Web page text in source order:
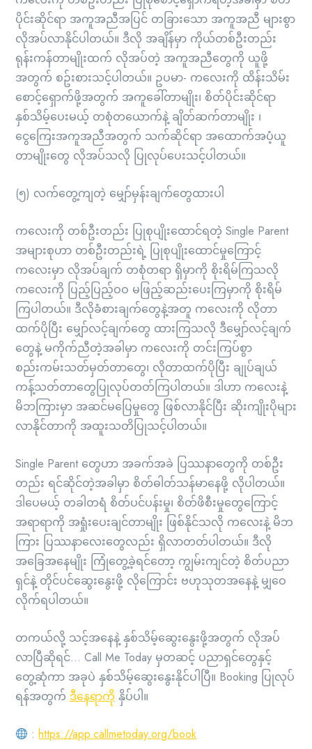
ပိုင်းဆိုင်ရာ အကူအညီအပြင် တခြားသော အကူအညီ များစွာ
လိုအပ်လာနိုင်ပါတယ်။ ဒီလို အချိန်မှာ ကိုယ်တစ်ဦးတည်း
ရုန်းကန်တာမျိုးထက် လိုအပ်တဲ့ အကူအညီတွေကို ယူဖို့
အတွက် စဥ်းစားသင့်ပါတယ်။ ဥပမာ- ကလေးကို ထိန်းသိမ်း
စောင့်ရှောက်ဖို့အတွက် အကူခေါ်တာမျိုး၊ စိတ်ပိုင်းဆိုင်ရာ
နှစ်သိမ့်ပေးမယ့် တစုံတယောက်နဲ့ ချိတ်ဆက်တာမျိုး ၊
ငွေကြေးအကူအညီအတွက် သက်ဆိုင်ရာ အထောက်အပံ့ယူ
တာမျိုးတွေ လိုအပ်သလို ပြုလုပ်ပေးသင့်ပါတယ်။
(၅) လက်တွေ့ကျတဲ့ မျှော်မှန်းချက်တွေထားပါ
ကလေးကို တစ်ဦးတည်း ပြုစုပျိုးထောင်ရတဲ့ Single Parent
အများစုဟာ တစ်ဦးတည်းရဲ့ ပြုစုပျိုးထောင်မှုကြောင့်
ကလေးမှာ လိုအပ်ချက် တစုံတရာ ရှိမှာကို စိုးရိမ်ကြသလို
ကလေးကို ပြည့်ပြည့်ဝဝ မဖြည့်ဆည်းပေးကြမှာကို စိုးရိမ်
ကြပါတယ်။ ဒီလိုခံစားချက်တွေနဲ့အတူ ကလေးကို လိုတာ
ထက်ပိုပြီး မျှော်လင့်ချက်တွေ ထားကြသလို ဒီမျှော်လင့်ချက်
တွေနဲ့ မကိုက်ညီတဲ့အခါမှာ ကလေးကို တင်းကြပ်စွာ
စည်းကမ်းသတ်မှတ်တာတွေ၊ လိုတာထက်ပိုပြီး ချုပ်ချယ်
ကန့်သတ်တာတွေပြုလုပ်တတ်ကြပါတယ်။ ဒါဟာ ကလေးနဲ့
မိဘကြားမှာ အဆင်မပြေမှုတွေ ဖြစ်လာနိုင်ပြီး ဆိုးကျိုးပိုများ
လာနိုင်တာကို အထူးသတိပြုသင့်ပါတယ်။
Single Parent တွေဟာ အခက်အခဲ ပြဿနာတွေကို တစ်ဦး
တည်း ရင်ဆိုင်တဲ့အခါမှာ စိတ်ဓါတ်သန်မာနေဖို့ လိုပါတယ်။
ဒါပေမယ့် တခါတရံ စိတ်ပင်ပန်းမှု၊ စိတ်ဖိစီးမှုတွေကြောင့်
အရာရာကို အရှုံးပေးချင်တာမျိုး ဖြစ်နိုင်သလို ကလေးနဲ့ မိဘ
ကြား ပြဿနာလေးတွေလည်း ရှိလာတတ်ပါတယ်။ ဒီလို
အခြေအနေမျိုး ကြုံတွေ့ခဲ့ရင်တော့ ကျွမ်းကျင်တဲ့ စိတ်ပညာ
ရှင်နဲ့ တိုင်ပင်ဆွေးနွေးဖို့ လိုကြောင်း ဗဟုသုတအနေနဲ့ မျှဝေ
လိုက်ရပါတယ်။
တကယ်လို့ သင့်အနေနဲ့ နှစ်သိမ့်ဆွေးနွေးဖို့အတွက် လိုအပ်
လာပြီဆိုရင်… Call Me Today မှတဆင့် ပညာရှင်တွေနှင့်
တွေ့ဆုံကာ အခုပဲ နှစ်သိမ့်ဆွေးနွေးနိုင်ပါပြီ။ Booking ပြုလုပ်
ရန်အတွက် ဒီနေရာကို နှိပ်ပါ။
:https://app.callmetoday.org/book